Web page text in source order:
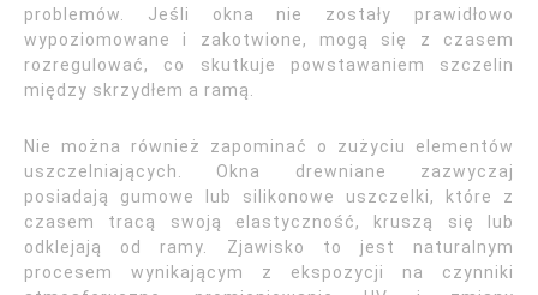
problemów. Jeśli okna nie zostały prawidłowo
wypoziomowane i zakotwione, mogą się z czasem
rozregulować, co skutkuje powstawaniem szczelin
między skrzydłem a ramą.
Nie można również zapominać o zużyciu elementów
uszczelniających. Okna drewniane zazwyczaj
posiadają gumowe lub silikonowe uszczelki, które z
czasem tracą swoją elastyczność, kruszą się lub
odklejają od ramy. Zjawisko to jest naturalnym
procesem wynikającym z ekspozycji na czynniki